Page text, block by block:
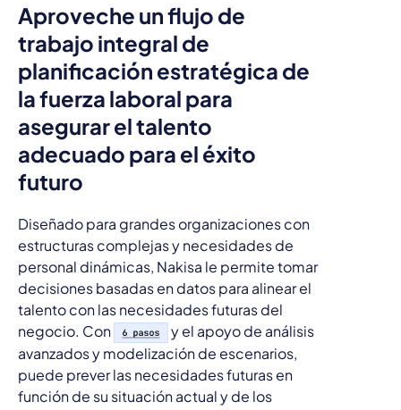
Aproveche un flujo de
trabajo integral de
planificación estratégica de
la fuerza laboral para
asegurar el talento
adecuado para el éxito
futuro
Diseñado para grandes organizaciones con
estructuras complejas y necesidades de
personal dinámicas, Nakisa le permite tomar
decisiones basadas en datos para alinear el
talento con las necesidades futuras del
negocio. Con
y el apoyo de análisis
avanzados y modelización de escenarios,
puede prever las necesidades futuras en
función de su situación actual y de los